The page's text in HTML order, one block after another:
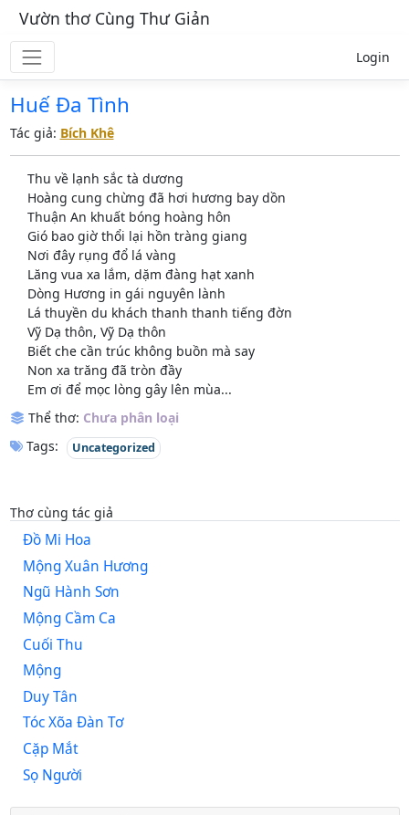
Vườn thơ Cùng Thư Giản
Login
Huế Đa Tình
Tác giả: Bích Khê
Thu về lạnh sắc tà dương
Hoàng cung chừng đã hơi hương bay dồn
Thuận An khuất bóng hoàng hôn
Gió bao giờ thổi lại hồn tràng giang
Nơi đây rụng đổ lá vàng
Lăng vua xa lắm, dặm đàng hạt xanh
Dòng Hương in gái nguyên lành
Lá thuyền du khách thanh thanh tiếng đờn
Vỹ Dạ thôn, Vỹ Dạ thôn
Biết che cần trúc không buồn mà say
Non xa trăng đã tròn đầy
Em ơi để mọc lòng gây lên mùa...
Thể thơ: Chưa phân loại
Tags:
Uncategorized
Thơ cùng tác giả
Đồ Mi Hoa
Mộng Xuân Hương
Ngũ Hành Sơn
Mộng Cầm Ca
Cuối Thu
Mộng
Duy Tân
Tóc Xõa Đàn Tơ
Cặp Mắt
Sọ Người